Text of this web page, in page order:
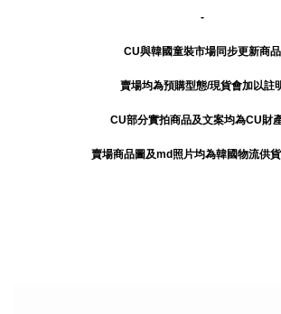
-
CU與韓國童裝市場同步更新商品
賣場均為預購型態/現貨會加以註
CU部分實拍商品及文案均為CU財
賣場商品圖及md照片均為韓國物流供